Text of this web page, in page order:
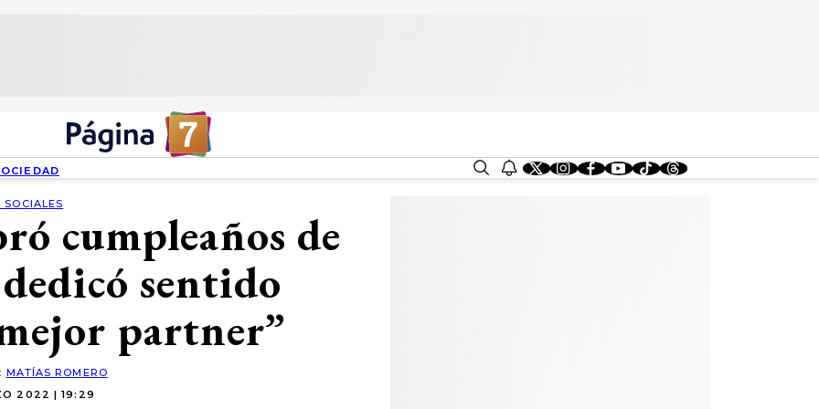
SOCIALES
cumpleaños de
sentido
partner”
MATÍAS ROMERO
2022 | 19:29